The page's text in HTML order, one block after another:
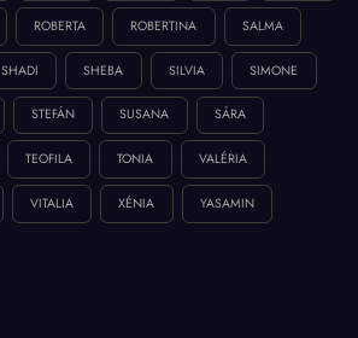
ROBERTA ROBERTINA SALMA
SHADI SHEBA SILVIA SIMONE
STEFÁN SUSANA SÁRA
TEOFILA TONIA VALÉRIA
VITALIA XÉNIA YASAMIN